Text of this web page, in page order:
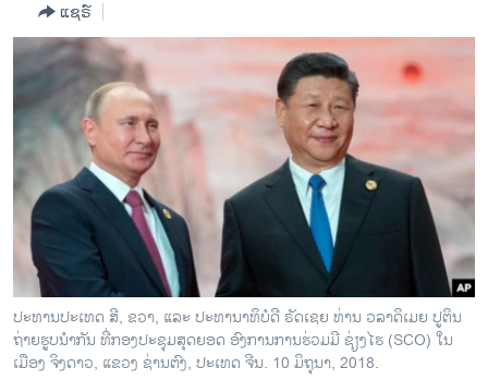
ໂລກ
ເອເຊຍ
ອິດສະຫຼະພາບດ້ານການຂ່າວ
ຊີວິດຊາວລາວ
ຊຸມຊົນຊາວລາວ
ວິທະຍາສາດ-ເທັກໂນໂລຈີ
ທຸລະກິດ
ພາສາອັງກິດ
ວີດີໂອ
ສຽງ
ແຊຣ໌
ປະທານປະເທດ ສີ, ຂວາ, ແລະ ປະທານາທິບໍດີ ຣັດເຊຍ ທ່ານ ວລາດິເມຍ ປູຕິນ
ຖ່າຍຮູບນຳກັນ ທີ່ກອງປະຊຸມສຸດຍອດ ອົງການການຮ່ວມມີ ຊ່ຽງໄຮ (SCO) ໃນ
ເມືອງ ຈິງດາວ, ແຂວງ ຊ່ານຕົງ, ປະເທດ ຈີນ. 10 ມິຖຸນາ, 2018.